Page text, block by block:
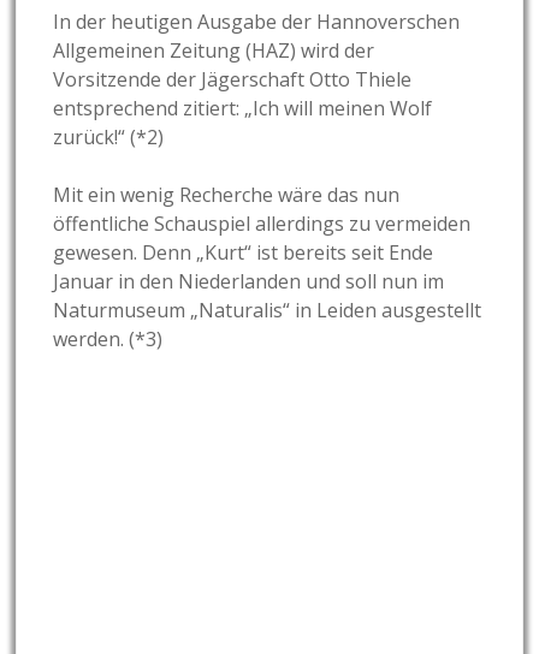
In der heutigen Ausgabe der Hannoverschen
Allgemeinen Zeitung (HAZ) wird der
Vorsitzende der Jägerschaft Otto Thiele
entsprechend zitiert: „Ich will meinen Wolf
zurück!“ (*2)
Mit ein wenig Recherche wäre das nun
öffentliche Schauspiel allerdings zu vermeiden
gewesen. Denn „Kurt“ ist bereits seit Ende
Januar in den Niederlanden und soll nun im
Naturmuseum „Naturalis“ in Leiden ausgestellt
werden. (*3)